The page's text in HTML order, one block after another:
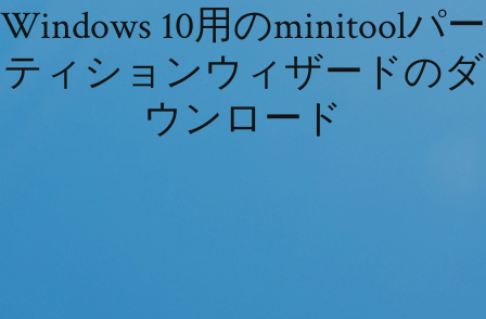
Windows 10用のminitoolパー
ティションウィザードのダ
ウンロード